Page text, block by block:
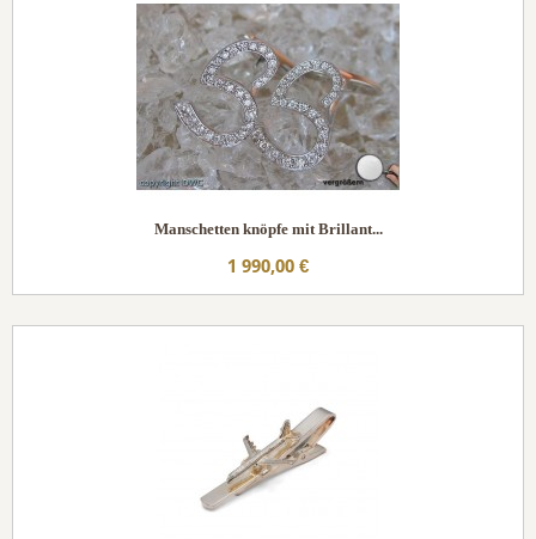
Manschetten knöpfe mit Brillant...
1 990,00 €